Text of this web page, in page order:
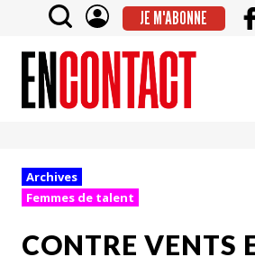
JE M'ABONNE
Archives
Femmes de talent
CONTRE VENTS